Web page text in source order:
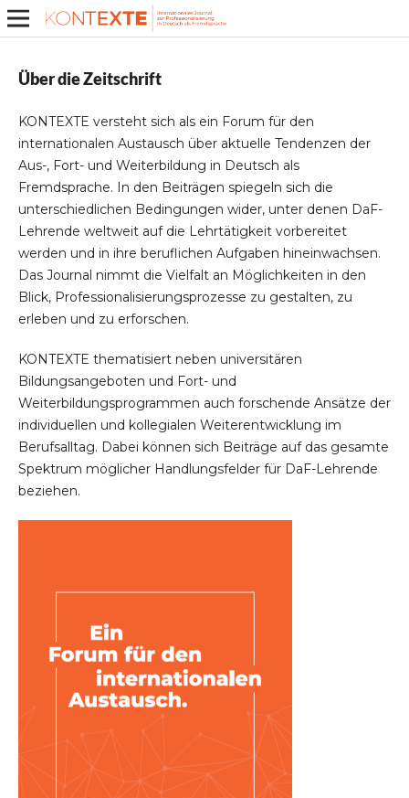
Über die Zeitschrift
KONTEXTE versteht sich als ein Forum für den
internationalen Austausch über aktuelle Tendenzen der
Aus-, Fort- und Weiterbildung in Deutsch als
Fremdsprache. In den Beiträgen spiegeln sich die
unterschiedlichen Bedingungen wider, unter denen DaF-
Lehrende weltweit auf die Lehrtätigkeit vorbereitet
werden und in ihre beruflichen Aufgaben hineinwachsen.
Das Journal nimmt die Vielfalt an Möglichkeiten in den
Blick, Professionalisierungsprozesse zu gestalten, zu
erleben und zu erforschen.
KONTEXTE thematisiert neben universitären
Bildungsangeboten und Fort- und
Weiterbildungsprogrammen auch forschende Ansätze der
individuellen und kollegialen Weiterentwicklung im
Berufsalltag. Dabei können sich Beiträge auf das gesamte
Spektrum möglicher Handlungsfelder für DaF-Lehrende
beziehen.